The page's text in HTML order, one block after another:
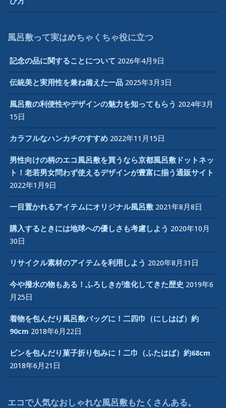
風呂敷って実はめちゃくちゃ役に立つ
記念の品に関することについて 2026年4月9日
伝統美と実用性を兼ね備えた一品 2025年3月3日
風呂敷の利便性やデザインの魅力を知ってもらう 2024年3月
15日
カラフルなハンカチのすすめ 2022年11月15日
男性向けの柄のエコ風呂敷を買うなら京都風呂敷ドットネッ
ト！老若男女問わず使えるデザインが豊富に揃う通販サイト
2022年1月9日
一目置かれるアイテムにオリジナル風呂敷 2021年8月8日
購入するときには地球への優しさも考慮しよう 2020年10月
30日
リサイクル素材のアイテムを利用しよう 2020年8月31日
今や撥水の物もある！ふろしきが進化してきた歴史 2019年6
月25日
着物を包んだり風呂敷バッグに！二四巾（にしはば）約
90cm 2018年6月22日
ビンを包んだり菓子折り包みに！二巾（ふたはば）約68cm
2018年6月21日
エコで人気なおしゃれな風呂敷もたくさんある。